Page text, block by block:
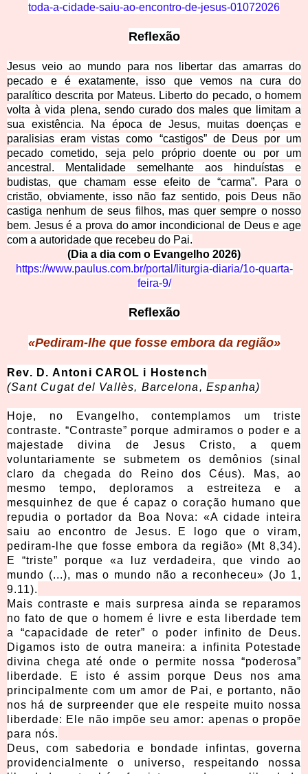
toda-a-cidade-saiu-ao-encontro-de-jesus-01072026
Reflexão
Jesus veio ao mundo para nos libertar das amarras do
pecado e é exatamente, isso que vemos na cura do
paralítico descrita por Mateus. Liberto do pecado, o homem
volta à vida plena, sendo curado dos males que limitam a
sua existência. Na época de Jesus, muitas doenças e
paralisias eram vistas como “castigos” de Deus por um
pecado cometido, seja pelo próprio doente ou por um
ancestral. Mentalidade semelhante aos hinduístas e
budistas, que chamam esse efeito de “carma”. Para o
cristão, obviamente, isso não faz sentido, pois Deus não
castiga nenhum de seus filhos, mas quer sempre o nosso
bem. Jesus é a prova do amor incondicional de Deus e age
com a autoridade que recebeu do Pai.
(Dia a dia com o Evangelho 2026)
https://www.paulus.com.br/portal/liturgia-diaria/1o-quarta-
feira-9/
Reflexão
«Pediram-lhe que fosse embora da região»
Rev. D. Antoni CAROL i Hostench
(Sant Cugat del Vallès, Barcelona, Espanha)
Hoje, no Evangelho, contemplamos um triste
contraste. “Contraste” porque admiramos o poder e a
majestade divina de Jesus Cristo, a quem
voluntariamente se submetem os demônios (sinal
claro da chegada do Reino dos Céus). Mas, ao
mesmo tempo, deploramos a estreiteza e a
mesquinhez de que é capaz o coração humano que
repudia o portador da Boa Nova: «A cidade inteira
saiu ao encontro de Jesus. E logo que o viram,
pediram-lhe que fosse embora da região» (Mt 8,34).
E “triste” porque «a luz verdadeira, que vindo ao
mundo (...), mas o mundo não a reconheceu» (Jo 1,
9.11).
Mais contraste e mais surpresa ainda se reparamos
no fato de que o homem é livre e esta liberdade tem
a “capacidade de reter” o poder infinito de Deus.
Digamos isto de outra maneira: a infinita Potestade
divina chega até onde o permite nossa “poderosa”
liberdade. E isto é assim porque Deus nos ama
principalmente com um amor de Pai, e portanto, não
nos há de surpreender que ele respeite muito nossa
liberdade: Ele não impõe seu amor: apenas o propõe
para nós.
Deus, com sabedoria e bondade infintas, governa
providencialmente o universo, respeitando nossa